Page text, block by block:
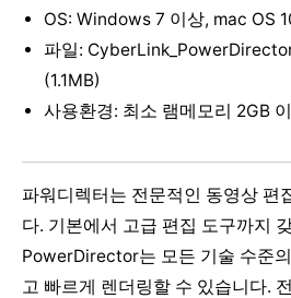
OS: Windows 7 이상, mac OS
파일:
(1.1MB)
사용환경: 최소 램메모리 2GB
파워디렉터는 전문적인 동영상 편
다. 기본에서 고급 편집 도구까지
PowerDirector는 모든 기술 수준
고 빠르게 렌더링할 수 있습니다.